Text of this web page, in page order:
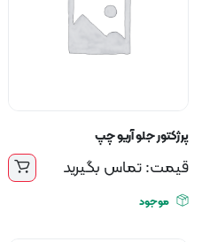
پرژکتور جلو آریو چپ
قیمت: تماس بگیرید
موجود